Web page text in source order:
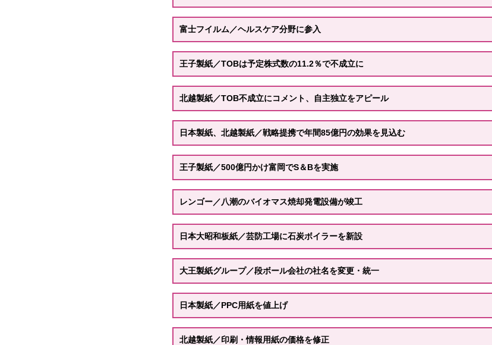
富士フイルム／ヘルスケア分野に参入
王子製紙／TOBは予定株式数の11.2％で不成立に
北越製紙／TOB不成立にコメント、自主独立をアピール
日本製紙、北越製紙／戦略提携で年間85億円の効果を見込む
王子製紙／500億円かけ富岡でS＆Bを実施
レンゴー／八潮のバイオマス焼却発電設備が竣工
日本大昭和板紙／芸防工場に石炭ボイラーを新設
大王製紙グループ／段ボール会社の社名を変更・統一
日本製紙／PPC用紙を値上げ
北越製紙／印刷・情報用紙の価格を修正